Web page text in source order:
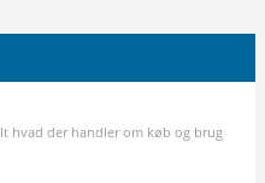
hvad der handler om køb og brug